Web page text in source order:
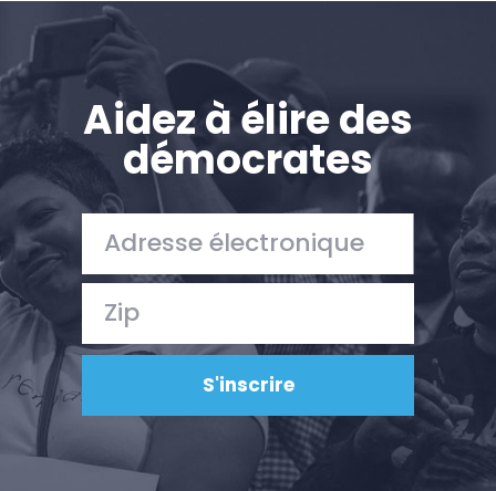
Aidez à élire des
démocrates